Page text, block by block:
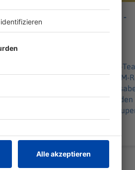
Gose bejubelt EM-Gold -
Wellbrock in der Seine
Das deutsche Freiwasser-
sich auch im vorletzten EM-
über einen Titel freuen.
feiert eine Premiere. Bei den
Männern sieht es lange
Doch es kommt anders.